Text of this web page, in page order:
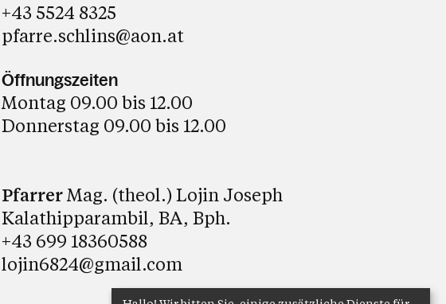
+43 5524 8325
pfarre.schlins@aon.at
Öffnungszeiten
Montag 09.00 bis 12.00
Donnerstag 09.00 bis 12.00
PfarrerMag. (theol.) Lojin Joseph
Kalathipparambil, BA, Bph.
+43 699 18360588
lojin6824@gmail.com